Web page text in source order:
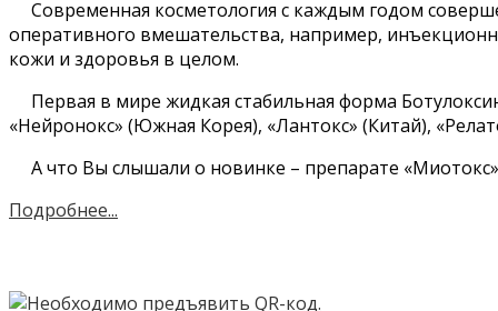
Современная косметология с каждым годом
оперативного вмешательства, например,
кожи и здоровья в целом.
Первая в мире жидкая стабильная форма
«Нейронокс» (Южная Корея), «Лантокс» (Китай),
А что Вы слышали о новинке – препарате
Подробнее...